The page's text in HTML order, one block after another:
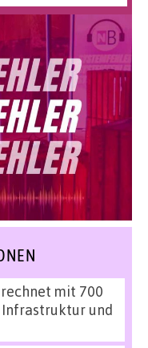
rechnet mit 700
und